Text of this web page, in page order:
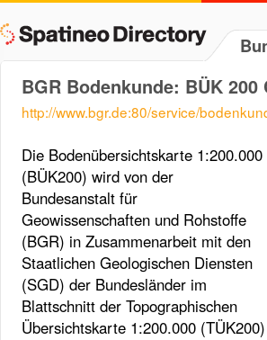
BGR Bodenkunde: BÜK 200
http://www.bgr.de:80/service/
Die Bodenübersichtskarte 1:200.000
(BÜK200) wird von der
Bundesanstalt für
Geowissenschaften und Rohstoffe
(BGR) in Zusammenarbeit mit den
Staatlichen Geologischen Diensten
(SGD) der Bundesländer im
Blattschnitt der Topographischen
Übersichtskarte 1:200.000 (TÜK200)